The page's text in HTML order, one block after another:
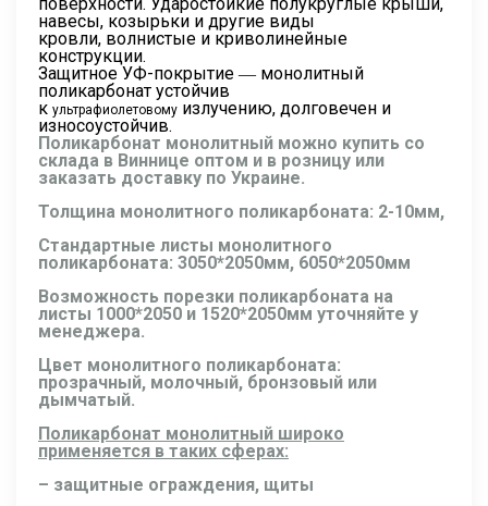
навесы, козырьки и другие виды
кровли, волнистые и криволинейные
конструкции.
Защитное УФ-покрытие ― монолитный
поликарбонат устойчив
к ультрафиолетовому излучению, долговечен и
износоустойчив.
Поликарбонат монолитный можно купить со
склада в Виннице оптом и в розницу или
заказать доставку по Украине.
Толщина монолитного поликарбоната: 2-10мм,
Стандартные листы монолитного
поликарбоната: 3050*2050мм, 6050*2050мм
Возможность порезки поликарбоната на
листы 1000*2050 и 1520*2050мм уточняйте у
менеджера.
Цвет монолитного поликарбоната:
прозрачный, молочный, бронзовый или
дымчатый.
Поликарбонат монолитный широко
применяется в таких сферах:
– защитные ограждения, щиты